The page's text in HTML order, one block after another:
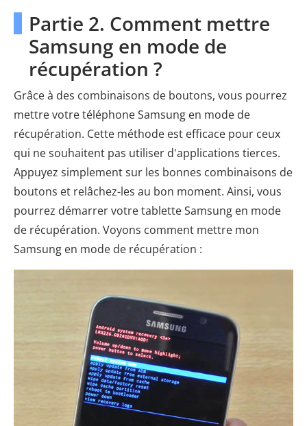
Partie 2. Comment mettre
Samsung en mode de
récupération ?
Grâce à des combinaisons de boutons, vous pourrez
mettre votre téléphone Samsung en mode de
récupération. Cette méthode est efficace pour ceux
qui ne souhaitent pas utiliser d'applications tierces.
Appuyez simplement sur les bonnes combinaisons de
boutons et relâchez-les au bon moment. Ainsi, vous
pourrez démarrer votre tablette Samsung en mode
de récupération. Voyons comment mettre mon
Samsung en mode de récupération :